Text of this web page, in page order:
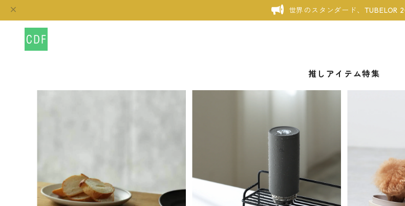
世界のスタンダード、TUBELOR
推しアイテム特集